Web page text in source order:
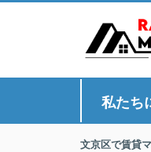
私たち
文京区で賃貸